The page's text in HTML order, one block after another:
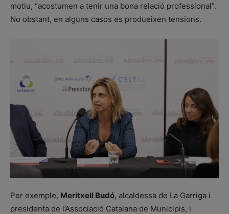
motiu, “acostumen a tenir una bona relació professional”.
No obstant, en alguns casos es produeixen tensions.
Per exemple, Meritxell Budó, alcaldessa de La Garriga i
presidenta de l’Associació Catalana de Municipis, i